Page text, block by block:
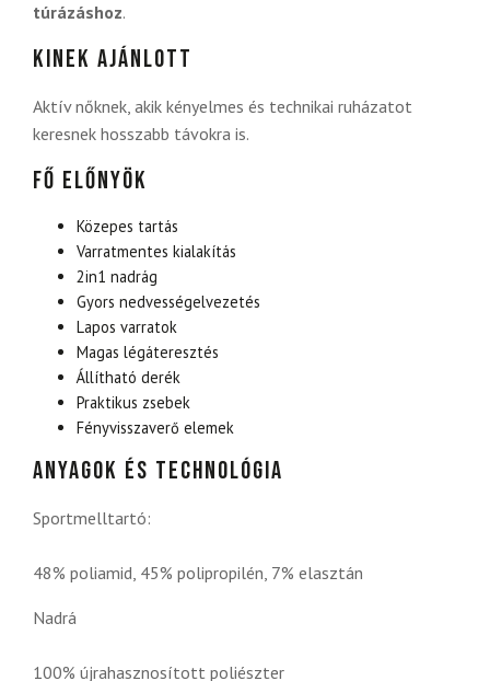
túrázáshoz.
Kinek ajánlott
Aktív nőknek, akik kényelmes és technikai ruházatot
keresnek hosszabb távokra is.
Fő előnyök
Közepes tartás
Varratmentes kialakítás
2in1 nadrág
Gyors nedvességelvezetés
Lapos varratok
Magas légáteresztés
Állítható derék
Praktikus zsebek
Fényvisszaverő elemek
Anyagok és technológia
Sportmelltartó:
48% poliamid, 45% polipropilén, 7% elasztán
Nadrá
100% újrahasznosított poliészter